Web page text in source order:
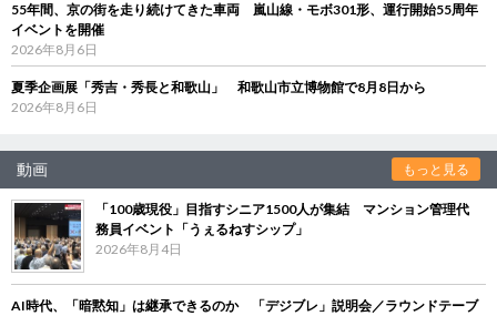
55年間、京の街を走り続けてきた車両 嵐山線・モボ301形、運行開始55周年
イベントを開催
2026年8月6日
夏季企画展「秀吉・秀長と和歌山」 和歌山市立博物館で8月8日から
2026年8月6日
動画 もっと見る
「100歳現役」目指すシニア1500人が集結 マンション管理代
務員イベント「うぇるねすシップ」
2026年8月4日
AI時代、「暗黙知」は継承できるのか 「デジブレ」説明会／ラウンドテーブ